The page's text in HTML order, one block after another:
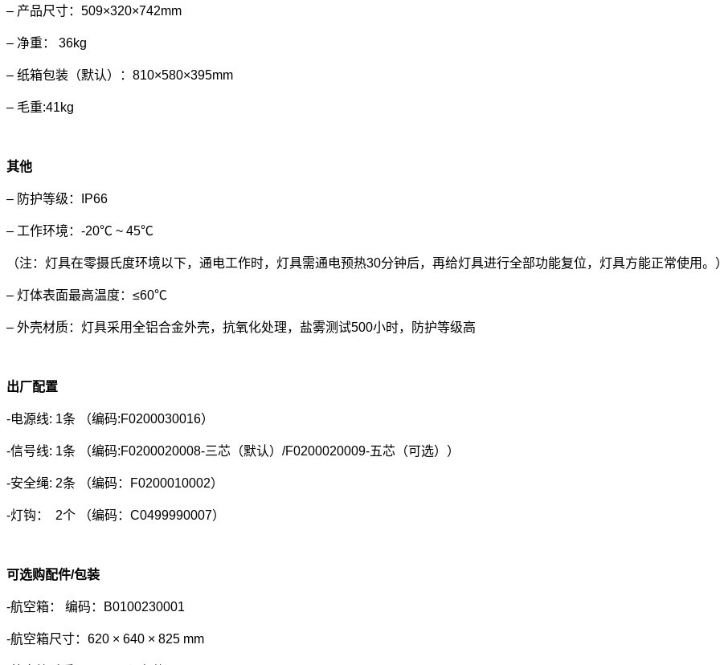
– 产品尺寸：509×320×742mm
– 净重： 36kg
– 纸箱包装（默认）：810×580×395mm
– 毛重:41kg
其他
– 防护等级：IP66
– 工作环境：-20℃ ~ 45℃
（注：灯具在零摄氏度环境以下，通电工作时，灯具需通电预热30分钟后，再给灯具进行全部功能复位，灯具方能正常使用。
– 灯体表面最高温度：≤60℃
– 外壳材质：灯具采用全铝合金外壳，抗氧化处理，盐雾测试500小时，防护等级高
出厂配置
-电源线: 1条 （编码:F0200030016）
-信号线: 1条 （编码:F0200020008-三芯（默认）/F0200020009-五芯（可选））
-安全绳: 2条 （编码：F0200010002）
-灯钩： 2个 （编码：C0499990007）
可选购配件/包装
-航空箱： 编码：B0100230001
-航空箱尺寸：620 × 640 × 825 mm